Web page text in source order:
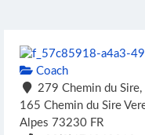
Coach
279 Chemin du
165 Chemin du Sire
Alpes 73230 FR